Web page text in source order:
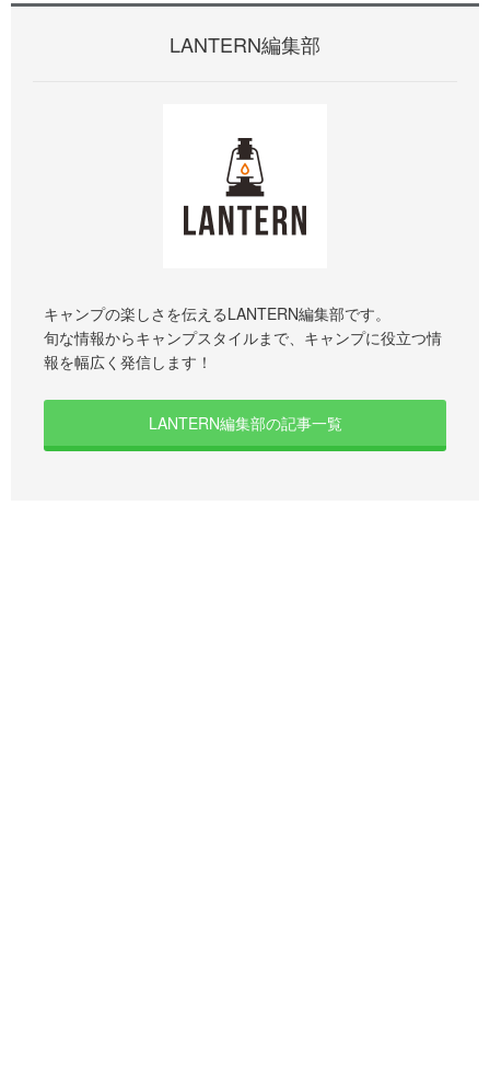
LANTERN編集部
キャンプの楽しさを伝えるLANTERN編集部です。
旬な情報からキャンプスタイルまで、キャンプに役立つ情
報を幅広く発信します！
LANTERN編集部の記事一覧